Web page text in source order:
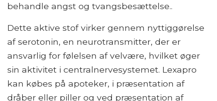
behandle angst og tvangsbesættelse..
Dette aktive stof virker gennem nyttiggørelse
af serotonin, en neurotransmitter, der er
ansvarlig for følelsen af ​​velvære, hvilket øger
sin aktivitet i centralnervesystemet. Lexapro
kan købes på apoteker, i præsentation af
dråber eller piller og ved præsentation af